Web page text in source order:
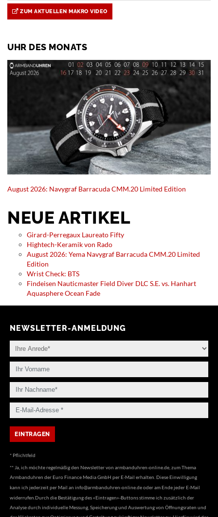
ZUM AKTUELLEN MAKRO VIDEO
UHR DES MONATS
August 2026: Navygraf Barracuda CMM.20 Limited Edition
NEUE ARTIKEL
Girard-Perregaux Laureato Fifty
Hightech-Keramik von Rado
August 2026: Yema Navygraf Barracuda CMM.20 Limited
Edition
Wrist Check: BTS
Findeisen Nauticmaster Field Diver DLC S.E. vs. Hanhart
Aquasphere Ocean Fade
NEWSLETTER-ANMELDUNG
* Pflichtfeld
** Ja, ich möchte regelmäßig den Newsletter von armbanduhren-online.de, zum Thema
Armbanduhren der Euro Finance Media GmbH per E-Mail erhalten. Diese Einwilligung
kann ich jederzeit per Mail an info@armbanduhren-online.deoder am Ende jeder E-Mail
widerrufen.Durch die Bestätigung des «Eintragen»-Buttons stimme ich zusätzlich der
Analyse durch individuelle Messung, Speicherung und Auswertung von Öffnungsraten und